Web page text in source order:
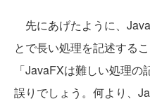
先にあげたように、
とで長い処理を記述する
「JavaFXは難しい処理
誤りでしょう。何より、